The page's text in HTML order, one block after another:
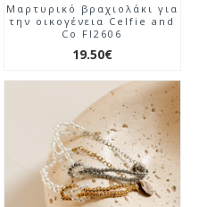
Μαρτυρικό βραχιολάκι για
την οικογένεια Celfie and
Co Fl2606
19.50€